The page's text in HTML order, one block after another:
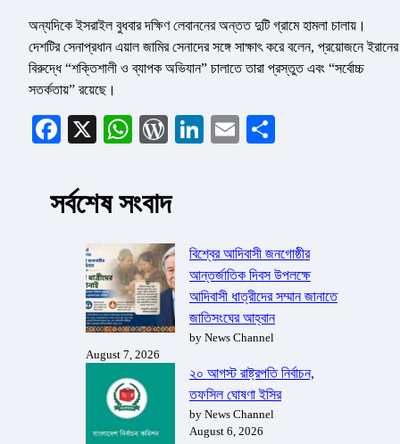
অন্যদিকে ইসরাইল বুধবার দক্ষিণ লেবাননের অন্তত দুটি গ্রামে হামলা চালায়।
দেশটির সেনাপ্রধান এয়াল জামির সেনাদের সঙ্গে সাক্ষাৎ করে বলেন, প্রয়োজনে ইরানের
বিরুদ্ধে “শক্তিশালী ও ব্যাপক অভিযান” চালাতে তারা প্রস্তুত এবং “সর্বোচ্চ
সতর্কতায়” রয়েছে।
Facebook
X WhatsApp
WordPress
LinkedIn
Email
সর্বশেষ সংবাদ
বিশ্বের আদিবাসী জনগোষ্ঠীর
আন্তর্জাতিক দিবস উপলক্ষে
আদিবাসী ধাত্রীদের সম্মান জানাতে
জাতিসংঘের আহ্বান
by News Channel
August 7, 2026
২০ আগস্ট রাষ্ট্রপতি নির্বাচন,
তফসিল ঘোষণা ইসির
by News Channel
August 6, 2026